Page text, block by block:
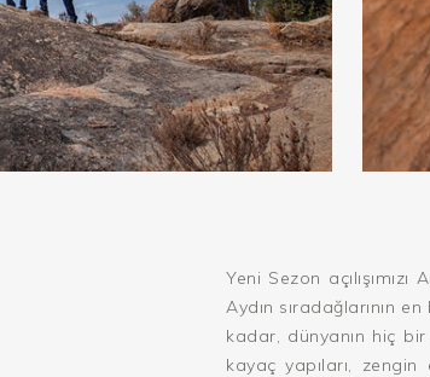
Yeni Sezon
Aydın sıradağlarının
kadar, dünyanın hiç
kayaç yapıları,